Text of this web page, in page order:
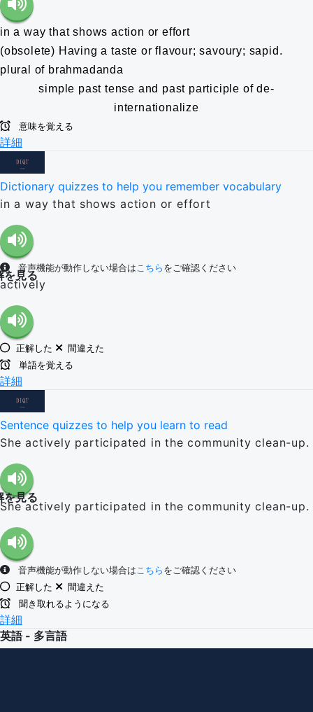
in a way that shows action or effort
(obsolete) Having a taste or flavour; savoury; sapid.
plural of brahmadanda
simple past tense and past participle of de-
internationalize
意味を覚える
詳細
Dictionary quizzes to help you remember vocabulary
in a way that shows action or effort
音声機能が動作しない場合はこちら をご確認ください
を見る
actively
正解した
間違えた
単語を覚える
詳細
Sentence quizzes to help you learn to read
She actively participated in the community clean-up.
を見る
She actively participated in the community clean-up.
音声機能が動作しない場合はこちら をご確認ください
正解した
間違えた
聞き取れるようになる
詳細
英語 - 多言語